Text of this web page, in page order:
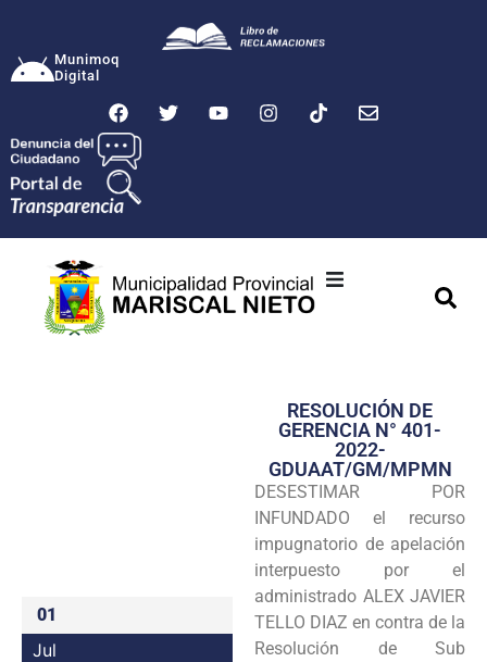
Munimoq
Digital
Transparencia
Seguridad
Programas
Intranet
01
Jul
RESOLUCIÓN DE
GERENCIA N° 401-
2022-
GDUAAT/GM/MPMN
DESESTIMAR POR
INFUNDADO el recurso
impugnatorio de apelación
interpuesto por el
administrado ALEX JAVIER
TELLO DIAZ en contra de la
Resolución de Sub